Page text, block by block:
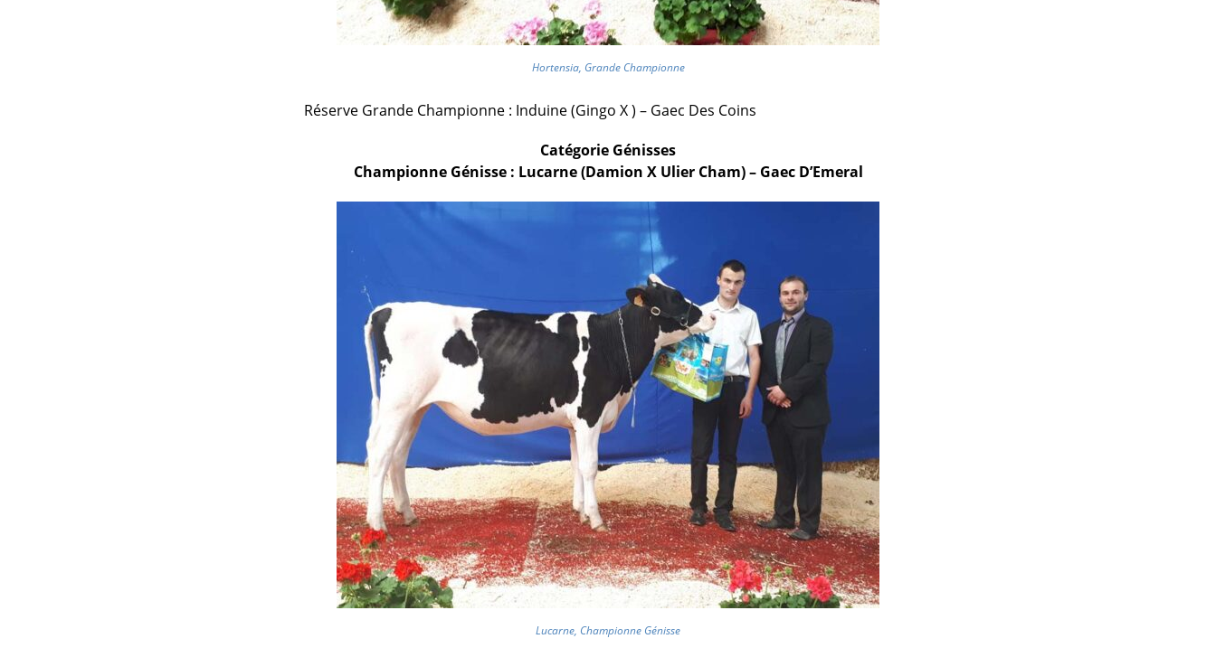
Hortensia, Grande Championne
Réserve Grande Championne : Induine (Gingo X ) – Gaec Des Coins
Catégorie Génisses
Championne Génisse : Lucarne (Damion X Ulier Cham) – Gaec D’Emeral
Lucarne, Championne Génisse